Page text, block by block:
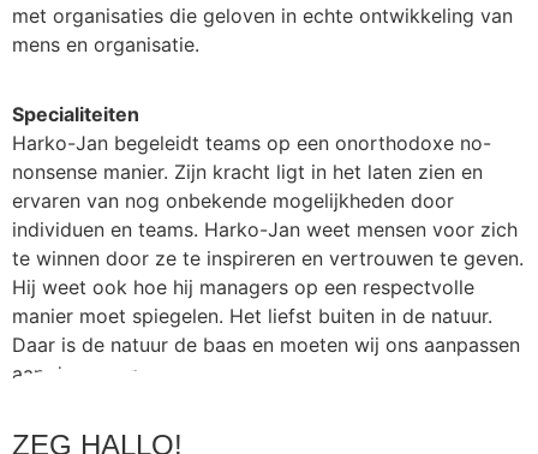
met organisaties die geloven in echte ontwikkeling van
mens en organisatie.
Specialiteiten
Harko-Jan begeleidt teams op een onorthodoxe no-
nonsense manier. Zijn kracht ligt in het laten zien en
ervaren van nog onbekende mogelijkheden door
individuen en teams. Harko-Jan weet mensen voor zich
te winnen door ze te inspireren en vertrouwen te geven.
Hij weet ook hoe hij managers op een respectvolle
manier moet spiegelen. Het liefst buiten in de natuur.
Daar is de natuur de baas en moeten wij ons aanpassen
aan de natuur.
ZEG HALLO!